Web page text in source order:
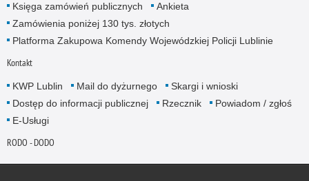
Księga zamówień publicznych
Ankieta
Zamówienia poniżej 130 tys. złotych
Platforma Zakupowa Komendy Wojewódzkiej Policji Lublinie
Kontakt
KWP Lublin Mail do dyżurnego
Skargi i wnioski
Dostęp do informacji publicznej
Rzecznik
Powiadom / zgłoś
E-Usługi
RODO - DODO